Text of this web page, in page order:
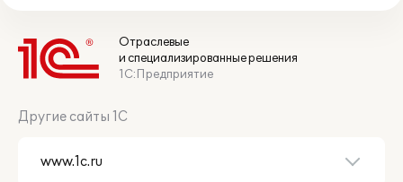
Отраслевые
и специализированные решения
1С:Предприятие
Другие сайты 1С